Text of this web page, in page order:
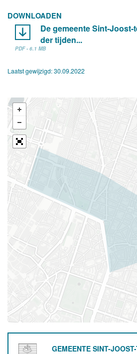
DOWNLOADEN
De gemeente Sint-
der tijden...
PDF - 6.1 MB
Laatst gewijzigd:30.09.2022
GEMEENTE SINT-